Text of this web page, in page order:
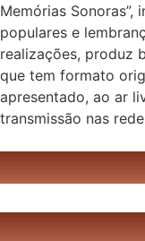
Memórias
populares e
realizações, produz
que tem formato
apresentado, ao ar
transmissão nas